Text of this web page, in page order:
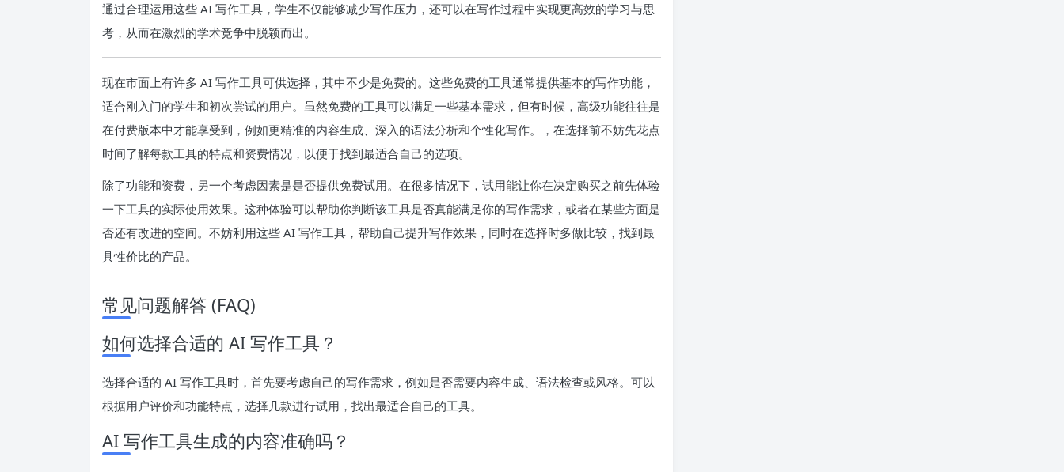
通过合理运用这些 AI 写作工具，学生不仅能够减少写作压力，还可以在写作过程中实现更高效的学习与思
考，从而在激烈的学术竞争中脱颖而出。
现在市面上有许多 AI 写作工具可供选择，其中不少是免费的。这些免费的工具通常提供基本的写作功能，
适合刚入门的学生和初次尝试的用户。虽然免费的工具可以满足一些基本需求，但有时候，高级功能往往是
在付费版本中才能享受到，例如更精准的内容生成、深入的语法分析和个性化写作。，在选择前不妨先花点
时间了解每款工具的特点和资费情况，以便于找到最适合自己的选项。
除了功能和资费，另一个考虑因素是是否提供免费试用。在很多情况下，试用能让你在决定购买之前先体验
一下工具的实际使用效果。这种体验可以帮助你判断该工具是否真能满足你的写作需求，或者在某些方面是
否还有改进的空间。不妨利用这些 AI 写作工具，帮助自己提升写作效果，同时在选择时多做比较，找到最
具性价比的产品。
常见问题解答 (FAQ)
如何选择合适的 AI 写作工具？
选择合适的 AI 写作工具时，首先要考虑自己的写作需求，例如是否需要内容生成、语法检查或风格。可以
根据用户评价和功能特点，选择几款进行试用，找出最适合自己的工具。
AI 写作工具生成的内容准确吗？